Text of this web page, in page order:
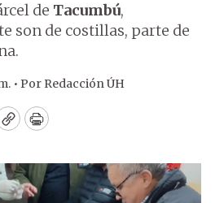
de Tacumbú,
son de costillas, parte de
• Por Redacción ÚH
CopyPrint